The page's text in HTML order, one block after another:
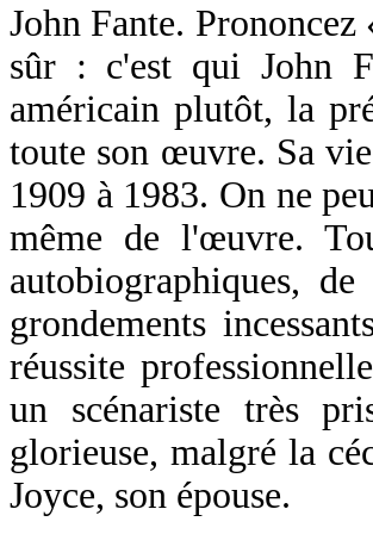
John Fante.
sûr : c'est qui John
américain plutôt, la
toute son œuvre. Sa
1909 à 1983. On ne
même de l'œuvre.
autobiographiques,
grondements
réussite
un scénariste très
glorieuse, malgré la
Joyce, son épouse.